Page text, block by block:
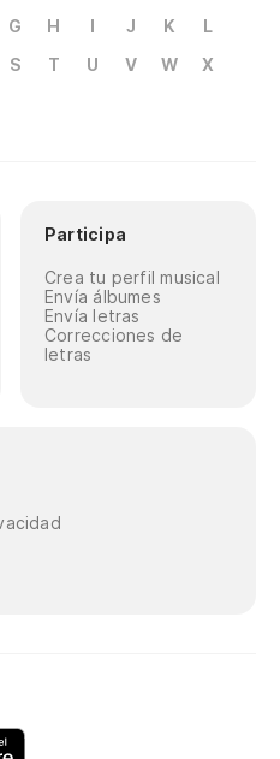
G H I J K
L
S T U V W
X
Participa
Crea tu perfil musical
Envía álbumes
Envía letras
Correcciones de
letras